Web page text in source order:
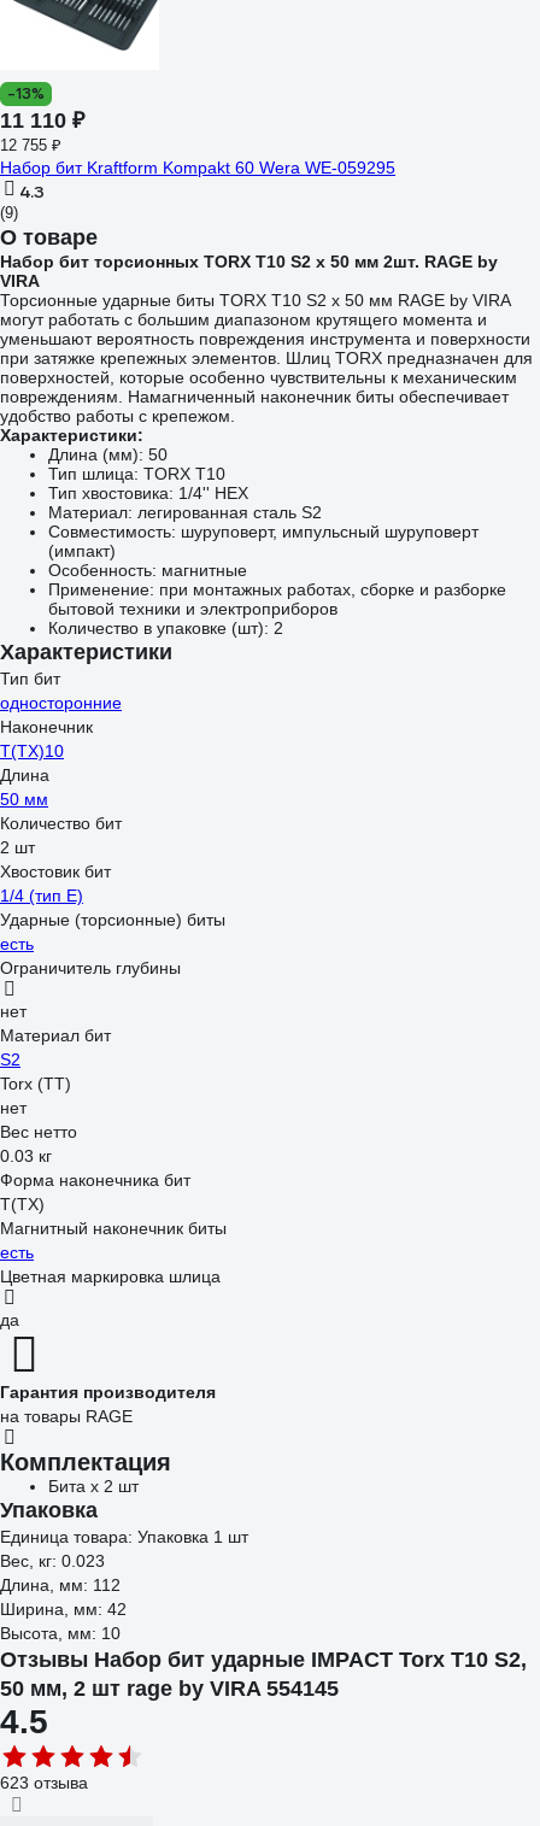
-13%
11 110 ₽
12 755 ₽
Набор бит Kraftform Kompakt 60 Wera WE-059295
4.3
(9)
О товаре
Набор бит торсионных TORX T10 S2 х 50 мм 2шт. RAGE by
VIRA
Торсионные ударные биты TORX T10 S2 х 50 мм RAGE by VIRA
могут работать с большим диапазоном крутящего момента и
уменьшают вероятность повреждения инструмента и поверхности
при затяжке крепежных элементов. Шлиц TORX предназначен для
поверхностей, которые особенно чувствительны к механическим
повреждениям. Намагниченный наконечник биты обеспечивает
удобство работы с крепежом.
Характеристики:
Длина (мм): 50
Тип шлица: TORX T10
Тип хвостовика: 1/4'' HEX
Материал: легированная сталь S2
Совместимость: шуруповерт, импульсный шуруповерт
(импакт)
Особенность: магнитные
Применение: при монтажных работах, сборке и разборке
бытовой техники и электроприборов
Количество в упаковке (шт): 2
Характеристики
Тип бит
односторонние
Наконечник
Т(ТХ)10
Длина
50 мм
Количество бит
2 шт
Хвостовик бит
1/4 (тип Е)
Ударные (торсионные) биты
есть
Ограничитель глубины
нет
Материал бит
S2
Torx (TT)
нет
Вес нетто
0.03 кг
Форма наконечника бит
T(TX)
Магнитный наконечник биты
есть
Цветная маркировка шлица
да
Гарантия производителя
на товары RAGE
Комплектация
Бита х 2 шт
Упаковка
Единица товара: Упаковка 1 шт
Вес, кг: 0.023
Длина, мм: 112
Ширина, мм: 42
Высота, мм: 10
Отзывы Набор бит ударные IMPACT Torx T10 S2,
50 мм, 2 шт rage by VIRA 554145
4.5
623 отзыва